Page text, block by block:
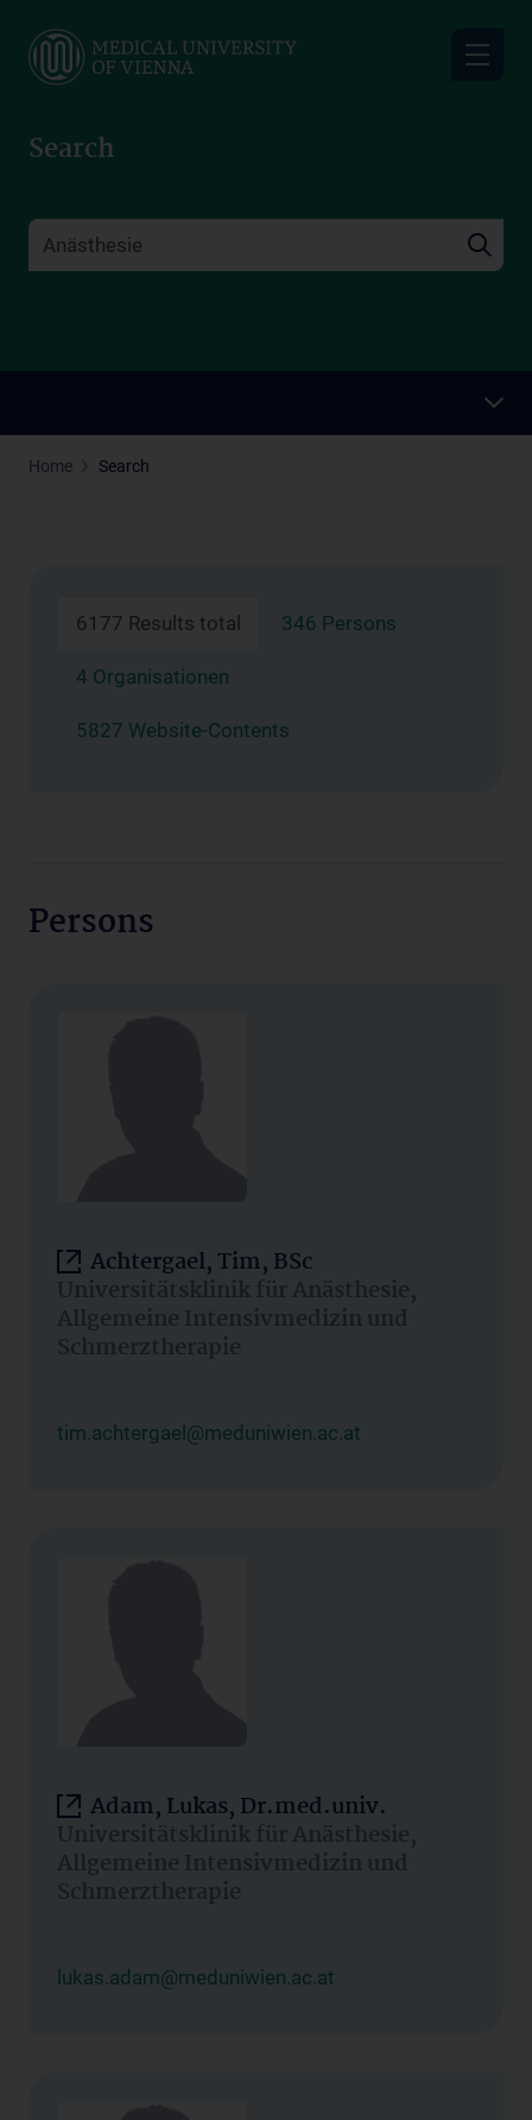
main
Search
Home Search
6177 Results total 346 Persons
4 Organisationen
5827 Website-Contents
Persons
Achtergael, Tim, BSc
Universitätsklinik für Anästhesie,
Allgemeine Intensivmedizin und
Schmerztherapie
tim.achtergael@meduniwien.ac.at
Adam, Lukas, Dr.med.univ.
Universitätsklinik für Anästhesie,
Allgemeine Intensivmedizin und
Schmerztherapie
lukas.adam@meduniwien.ac.at